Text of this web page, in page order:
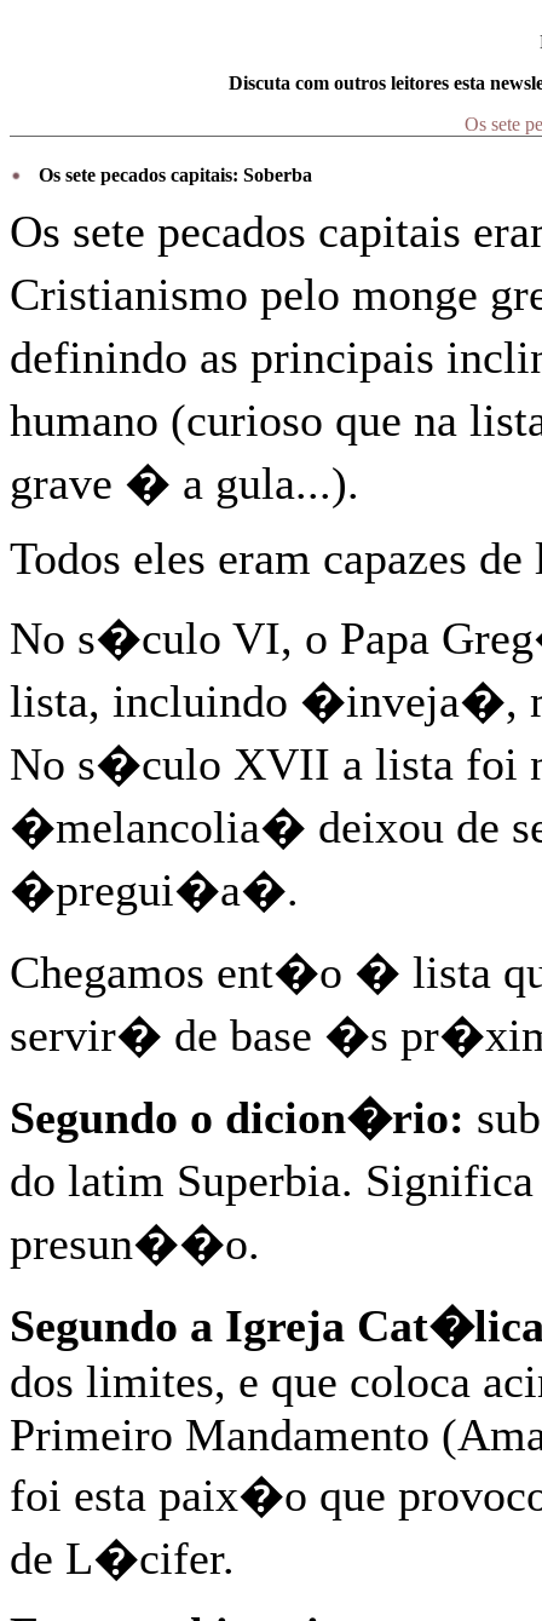
Discuta com outros leitores esta
Os sete
Os sete pecados capitais: Soberba
Os sete pecados capitais
Cristianismo pelo monge
definindo as principais
humano (curioso que na
grave � a gula...).
Todos eles eram capazes
No s�culo VI, o Papa
lista, incluindo �inveja�,
No s�culo XVII a lista foi
�melancolia� deixou de
�pregui�a�.
Chegamos ent�o � lista
servir� de base �s
Segundo o dicion�rio:
do latim Superbia.
presun��o.
Segundo a Igreja
dos limites, e que coloca
Primeiro Mandamento
foi esta paix�o que
de L�cifer.